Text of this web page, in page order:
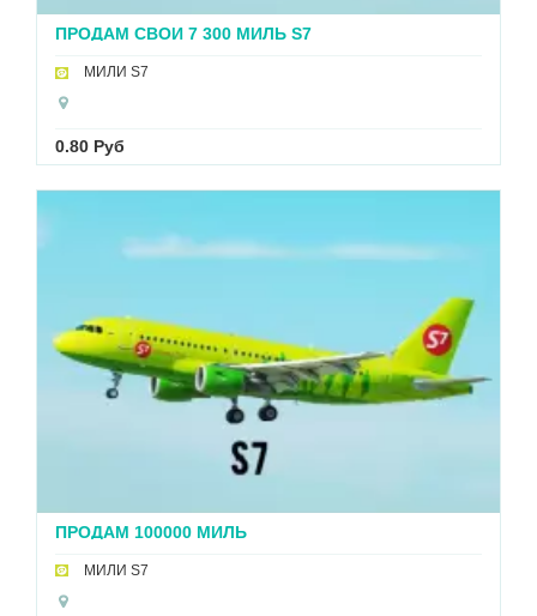
ПРОДАМ СВОИ 7 300 МИЛЬ S7
МИЛИ S7
0.80 Руб
ПРОДАМ 100000 МИЛЬ
МИЛИ S7